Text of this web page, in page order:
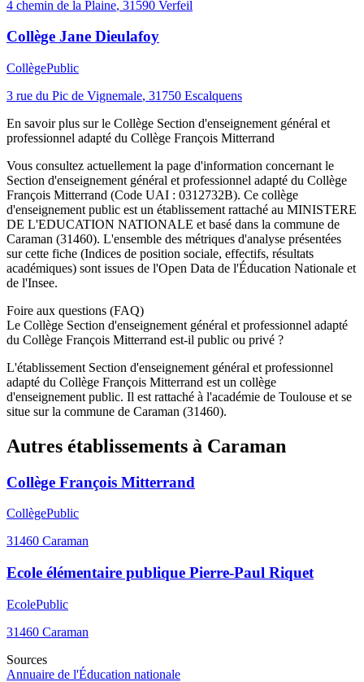
4 chemin de la Plaine, 31590 Verfeil
Collège Jane Dieulafoy
CollègePublic
3 rue du Pic de Vignemale, 31750 Escalquens
En savoir plus sur le Collège Section d'enseignement général et
professionnel adapté du Collège François Mitterrand
Vous consultez actuellement la page d'information concernant le
Section d'enseignement général et professionnel adapté du Collège
François Mitterrand (Code UAI : 0312732B). Ce collège
d'enseignement public est un établissement rattaché au MINISTERE
DE L'EDUCATION NATIONALE et basé dans la commune de
Caraman (31460). L'ensemble des métriques d'analyse présentées
sur cette fiche (Indices de position sociale, effectifs, résultats
académiques) sont issues de l'Open Data de l'Éducation Nationale et
de l'Insee.
Foire aux questions (FAQ)
Le Collège Section d'enseignement général et professionnel adapté
du Collège François Mitterrand est-il public ou privé ?
L'établissement Section d'enseignement général et professionnel
adapté du Collège François Mitterrand est un collège
d'enseignement public. Il est rattaché à l'académie de Toulouse et se
situe sur la commune de Caraman (31460).
Autres établissements à Caraman
Collège François Mitterrand
CollègePublic
31460 Caraman
Ecole élémentaire publique Pierre-Paul Riquet
EcolePublic
31460 Caraman
Sources
Annuaire de l'Éducation nationale